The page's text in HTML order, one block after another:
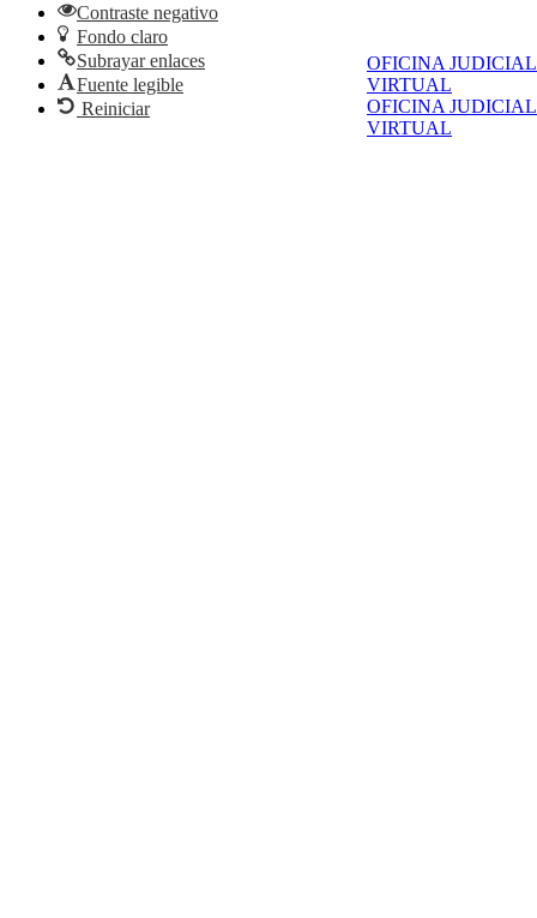
OFICINA JUDICIAL
VIRTUAL
OFICINA JUDICIAL
VIRTUAL
Contraste negativo
Fondo claro
Subrayar enlaces
Fuente legible
Reiniciar